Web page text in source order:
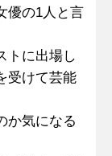
優の1人と言
トに出場し
受けて芸能
か気になる